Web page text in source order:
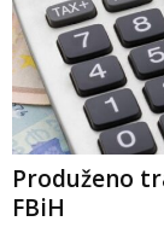
Produženo
FBiH